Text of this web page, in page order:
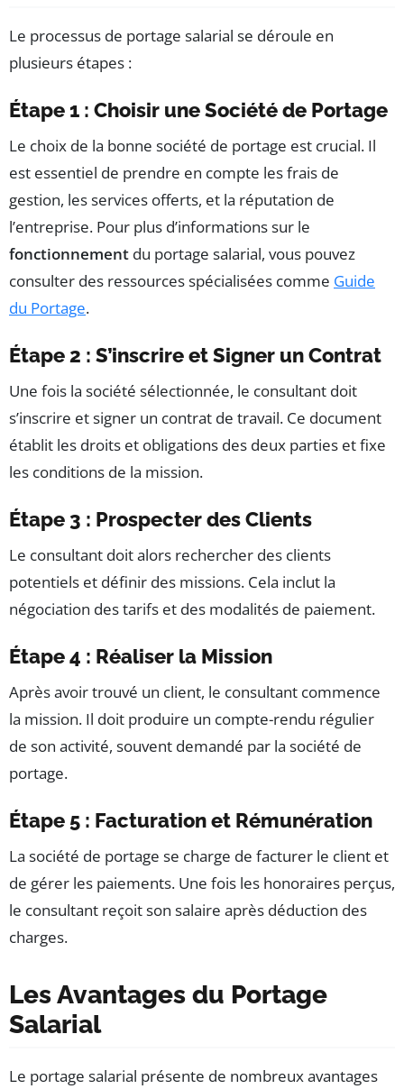
Le processus de portage salarial se déroule en
plusieurs étapes :
Étape 1 : Choisir une Société de Portage
Le choix de la bonne société de portage est crucial. Il
est essentiel de prendre en compte les frais de
gestion, les services offerts, et la réputation de
l’entreprise. Pour plus d’informations sur le
fonctionnement du portage salarial, vous pouvez
consulter des ressources spécialisées comme Guide
du Portage.
Étape 2 : S’inscrire et Signer un Contrat
Une fois la société sélectionnée, le consultant doit
s’inscrire et signer un contrat de travail. Ce document
établit les droits et obligations des deux parties et fixe
les conditions de la mission.
Étape 3 : Prospecter des Clients
Le consultant doit alors rechercher des clients
potentiels et définir des missions. Cela inclut la
négociation des tarifs et des modalités de paiement.
Étape 4 : Réaliser la Mission
Après avoir trouvé un client, le consultant commence
la mission. Il doit produire un compte-rendu régulier
de son activité, souvent demandé par la société de
portage.
Étape 5 : Facturation et Rémunération
La société de portage se charge de facturer le client et
de gérer les paiements. Une fois les honoraires perçus,
le consultant reçoit son salaire après déduction des
charges.
Les Avantages du Portage
Salarial
Le portage salarial présente de nombreux avantages